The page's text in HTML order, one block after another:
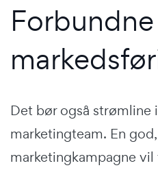
Forbundne
Det bør også strømline
marketingteam. En
marketingkampagne